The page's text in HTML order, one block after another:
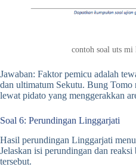
contoh soal uts mi
Jawaban: Faktor pemicu adalah
dan ultimatum Sekutu. Bung Tomo
lewat pidato yang menggerakkan
Soal 6: Perundingan Linggarjati
Hasil perundingan Linggarjati
Jelaskan isi perundingan dan
tersebut.